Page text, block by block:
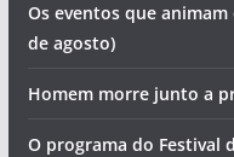
Os eventos que
de agosto)
Homem morre junto a
O programa do Festival